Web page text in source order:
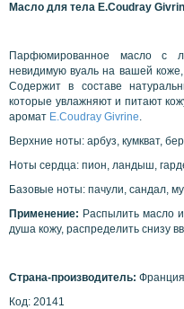
Масло для тела E.Coudray
Парфюмированное масло с
невидимую вуаль на вашей коже,
Содержит в составе
которые увлажняют и питают
аромат E.Coudray Givrine.
Верхние ноты: арбуз, кумкват,
Ноты сердца: пион, ландыш,
Базовые ноты: пачули, сандал,
Применение: Распылить масло
душа кожу, распределить снизу
Страна-производитель: Франция
Код: 20141